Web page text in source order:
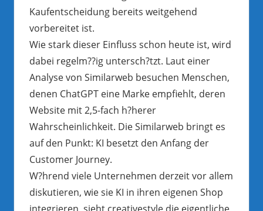
Kaufentscheidung bereits weitgehend
vorbereitet ist.
Wie stark dieser Einfluss schon heute ist, wird
dabei regelm??ig untersch?tzt. Laut einer
Analyse von Similarweb besuchen Menschen,
denen ChatGPT eine Marke empfiehlt, deren
Website mit 2,5-fach h?herer
Wahrscheinlichkeit. Die Similarweb bringt es
auf den Punkt: KI besetzt den Anfang der
Customer Journey.
W?hrend viele Unternehmen derzeit vor allem
diskutieren, wie sie KI in ihren eigenen Shop